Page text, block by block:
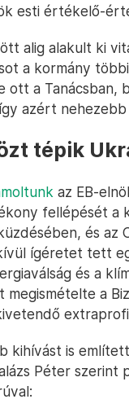
esti értékelő-
alig alakult ki
a kormány
ott a Tanácsban,
azért nehezebb
tépik
az EB-
fellépését a
és
ígéretet tett
és a
megismételte a
kihívást is
Péter szerint